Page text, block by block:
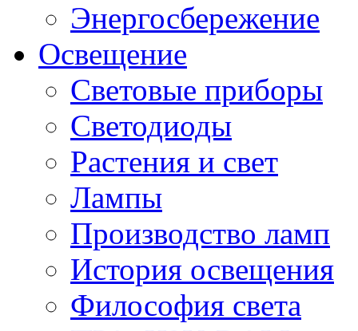
Энергосбережение
Освещение
Световые приборы
Светодиоды
Растения и свет
Лампы
Производство ламп
История освещения
Философия света